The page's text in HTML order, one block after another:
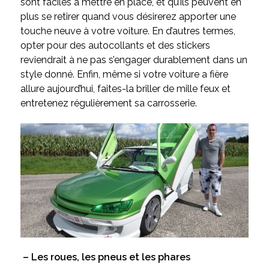
plus se retirer quand vous désirerez apporter une
touche neuve à votre voiture. En d’autres termes,
opter pour des autocollants et des stickers
reviendrait à ne pas s’engager durablement dans un
style donné. Enfin, même si votre voiture a fière
allure aujourd’hui, faites-la briller de mille feux et
entretenez régulièrement sa carrosserie.
– Les roues, les pneus et les phares